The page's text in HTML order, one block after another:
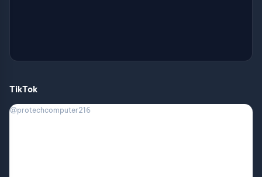
TikTok
@protechcomputer216